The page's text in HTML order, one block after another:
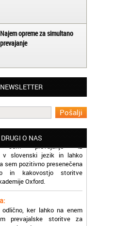
Najem opreme za simultano
prevajanje
NEWSLETTER
DRUGI O NAS
vse zaposlene v Akademiji
resnično profesionalni in
opravljajo hitro in
sem prevajanje iz
sem pozitivno presenečena
in kakovostjo storitve
Oxford.
ker lahko na enem
prevajalske storitve za
tako da se ne morem